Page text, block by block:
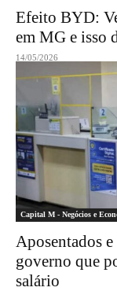
Efeito BYD:
em MG e isso
14/05/2026
Capital M - Negócios e
Aposentados
governo que
salário